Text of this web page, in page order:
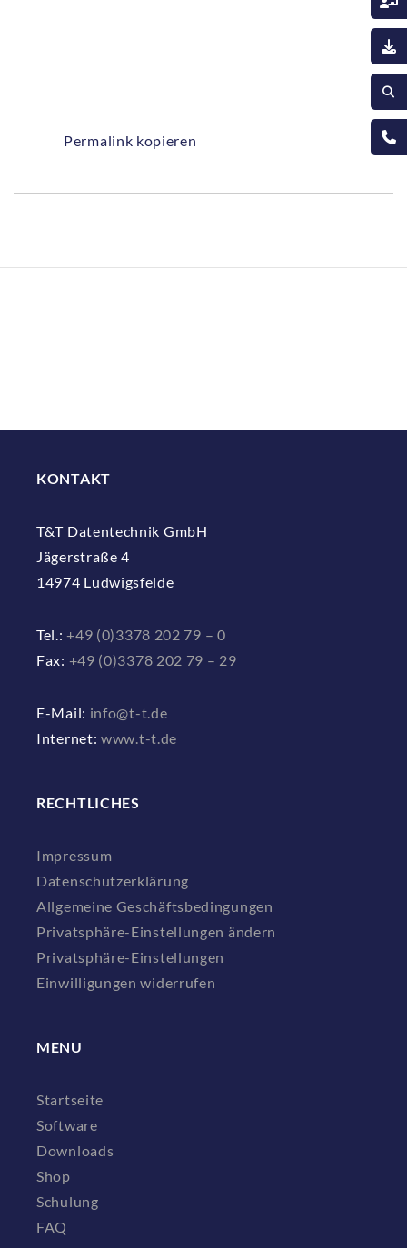
Permalink kopieren
KONTAKT
T&T Datentechnik GmbH
Jägerstraße 4
14974 Ludwigsfelde
Tel.:+49 (0)3378 202 79 – 0
Fax: +49 (0)3378 202 79 – 29
E-Mail: info@t-t.de
Internet: www.t-t.de
RECHTLICHES
Impressum
Datenschutzerklärung
Allgemeine Geschäftsbedingungen
Privatsphäre-Einstellungen ändern
Privatsphäre-Einstellungen
Einwilligungen widerrufen
MENU
Startseite
Software
Downloads
Shop
Schulung
FAQ